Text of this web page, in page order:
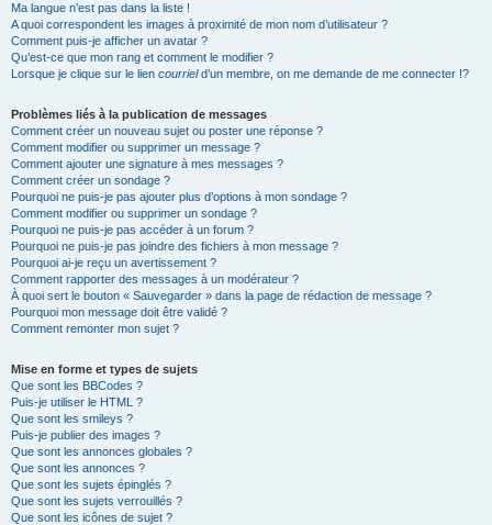
Ma langue n’est pas dans la liste !
A quoi correspondent les images à proximité de mon nom d’utilisateur ?
Comment puis-je afficher un avatar ?
Qu’est-ce que mon rang et comment le modifier ?
Lorsque je clique sur le lien courrield’un membre, on me demande de me connecter !?
Problèmes liés à la publication de messages
Comment créer un nouveau sujet ou poster une réponse ?
Comment modifier ou supprimer un message ?
Comment ajouter une signature à mes messages ?
Comment créer un sondage ?
Pourquoi ne puis-je pas ajouter plus d’options à mon sondage ?
Comment modifier ou supprimer un sondage ?
Pourquoi ne puis-je pas accéder à un forum ?
Pourquoi ne puis-je pas joindre des fichiers à mon message ?
Pourquoi ai-je reçu un avertissement ?
Comment rapporter des messages à un modérateur ?
À quoi sert le bouton « Sauvegarder » dans la page de rédaction de message ?
Pourquoi mon message doit être validé ?
Comment remonter mon sujet ?
Mise en forme et types de sujets
Que sont les BBCodes ?
Puis-je utiliser le HTML ?
Que sont les smileys ?
Puis-je publier des images ?
Que sont les annonces globales ?
Que sont les annonces ?
Que sont les sujets épinglés ?
Que sont les sujets verrouillés ?
Que sont les icônes de sujet ?